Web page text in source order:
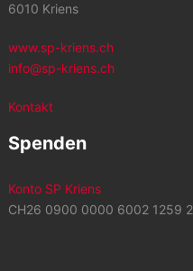
6010 Kriens
www.sp-kriens.ch
info@sp-kriens.ch
Kontakt
Spenden
Konto SP Kriens
CH26 0900 0000 6002 1259 2